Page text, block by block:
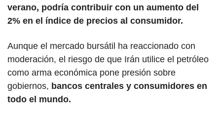
verano, podría contribuir con un aumento del
2% en el índice de precios al consumidor.
Aunque el mercado bursátil ha reaccionado con
moderación, el riesgo de que Irán utilice el petróleo
como arma económica pone presión sobre
gobiernos, bancos centrales y consumidores en
todo el mundo.